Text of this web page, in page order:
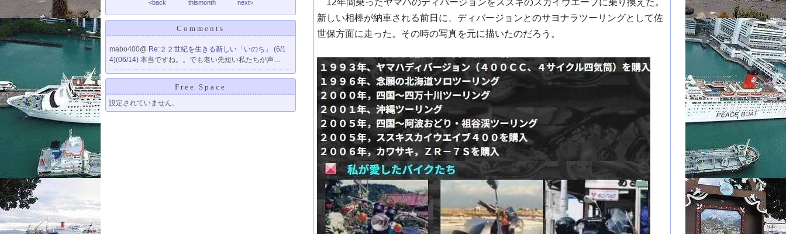
<back thismonth next>
Comments
mabo400@ Re:２２世紀を生きる新しい「いのち」 (6/1
4)(06/14) 本当ですね。。でも老い先短い私たちが声…
Free Space
設定されていません。
12年間乗ったヤマハのディバージョンをスズキのスカイウエーブに乗り換えた。
新しい相棒が納車される前日に、ディバージョンとのサヨナラツーリングとして佐
世保方面に走った。その時の写真を元に描いたのだろう。